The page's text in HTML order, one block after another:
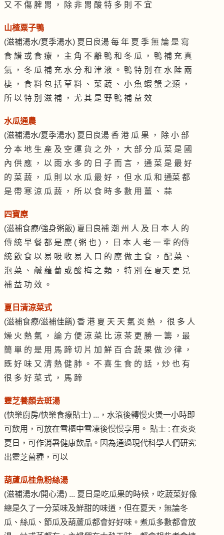
又 不 傷 脾 胃 ， 除 非 胃 酸 特 多 則 不 宜
山楂粟子鴨
(滋補湯水/夏季湯水) 夏日良湯 每 年 夏 季 無 論 是 寫
食 譜 或 食 療 ， 主 角 不 離 鴨 和 冬 瓜 ， 鴨 補 充 真
氣 ， 冬 瓜 補 充 水 分 和 津 液 。 鴨 特 別 在 水 陸 兩
棲 ， 食 料 包 括 草 料 、 菜 蔬 、 小 魚 蝦 蟹 之類 ，
所 以 特 別 滋 補 ， 尤 其 是 野 鴨 補 益 效
水瓜通農
(滋補湯水/夏季湯水) 夏日良湯 香 港 瓜 果 ， 除 小 部
分 本 地 生 產 及 空 運 貨 之 外 ， 大 部 分 瓜 菜 是 國
內 供 應 ， 以 雨 水 多 的 日 子 而 言 ， 通 菜 是 最 好
的 菜 蔬 ， 瓜 則 以 水 瓜 最 好 ， 但 水 瓜 和 通菜 都
是 帶 寒 涼 瓜 蔬 ， 所 以 食 時 多 數 用 薑 、 蒜
四寶糜
(滋補食療/強身粥飯) 夏日良補 潮 州 人 及 日 本 人 的
傳 統 早 餐 都 是 糜 ( 粥 也 ) ， 日 本 人 老 一 輩 的傳
統 飲 食 以 易 吸 收 易 入 口 的 糜 做 主 食 ， 配 菜 、
泡 菜 、 鹹 蘿 蔔 或 酸 梅 之 類 ， 特 別 在 夏天 更 見
補 益 功 效 。
夏日清涼菜式
(滋補食療/滋補佳餚) 香 港 夏 天 天 氣 炎 熱 ， 很 多 人
燥 火 熱 氣 ， 論 方 便 涼 菜 比 涼 茶 更 勝 一 籌 ，最
簡 單 的 是 用 馬 蹄 切 片 加 鮮 百 合 蔬 果 做 沙 律 ，
既 好 味 又 清 熱 健 肺 。 不 喜 生 食 的 話 ，炒 也 有
很 多 好 菜 式 ， 馬 蹄
靈芝養顏去斑湯
(快樂廚房/快樂食療貼士) ...，水滾後轉慢火煲一小時即
可飲用，可放在雪櫃中雪凍後慢慢享用。 貼士 : 在炎炎
夏日，可作消暑健康飲品。因為通過現代科學人們研究
出靈芝菌種，可以
葫蘆瓜桂魚粉絲湯
(滋補湯水/開心湯) ... 夏日是吃瓜果的時候，吃蔬菜好像
總是久了一分菜味及鮮甜的味道，但在夏天，無論冬
瓜、絲瓜、節瓜及葫蘆瓜都會好好味。煮瓜多數都會放